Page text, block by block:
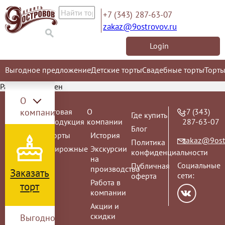
+7 (343) 287-63-07
zakaz@9ostrovov.ru
Login
Выгодное предложениеДетские тортыСвадебные торты
О
компании
Заказать
торт
Выгодное
Раздел не найден
Торт на
заказ
ВЫПУСКНОЙ
2026
Детские
торты
Детские
торты с
героями
-20%
Готовая
продукция
Торты
Пирожные
О
компании
История
Экскурсии
на
производство
Работа в
компании
Акции и
скидки
Где купить
Блог
Политика
конфиденциальности
Публичная
оферта
+7 (343)
287-63-07
Социальные
сети: